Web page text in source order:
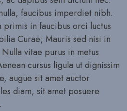
faucibus imperdiet nibh.
primis in faucibus orci luctus
Curae; Mauris sed nisi in
vitae purus in metus
cursus ligula ut dignissim
augue sit amet auctor
diam, sit amet posuere